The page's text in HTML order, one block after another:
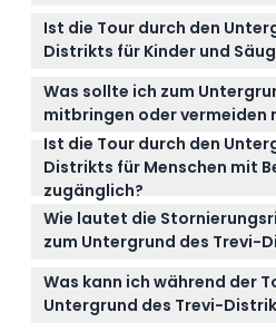
Montags ist geschlossen
– bitte bestätigen Sie dies
Sie können Ihre Tickets
direkt hier auf dieser Website
einfach Ihr bevorzugtes
Sie die Verfügbarkeit
Buchungsvorgangs.
Ist die Tour durch den
Distrikts für Kinder und
Kinder im Alter von 0-5
jedoch von einem zahlenden
begleitet werden, und alle
17 Jahren müssen einen
Sie sicher, dass Sie Säuglinge
Gesamtanzahl bei der
Was sollte ich zum
mitbringen oder vermeiden
Vermeiden Sie das
oder Gepäck, Haustieren
Gegenständen wie Flaschen,
Laserpointern, da diese im
verboten sind.
Ist die Tour durch den
Distrikts für Menschen mit
zugänglich?
Leider ist die Stätte nicht
sie möglicherweise nicht für
Mobilitätseinschränkungen
Wie lautet die
zum Untergrund des Trevi-
Bitte beachten Sie, dass alle
rückerstattbar sind und unter
storniert werden können.
Was kann ich während der
Untergrund des Trevi-